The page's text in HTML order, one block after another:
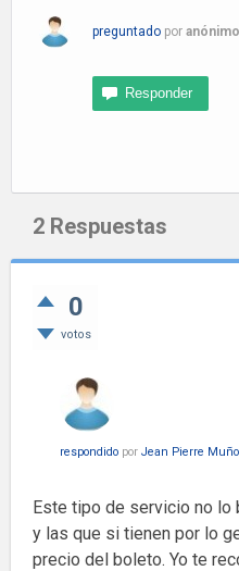
preguntado por anónimo
2 Respuestas
0
votos
respondido por Jean Pierre
Este tipo de servicio no lo
y las que si tienen por lo
precio del boleto. Yo te